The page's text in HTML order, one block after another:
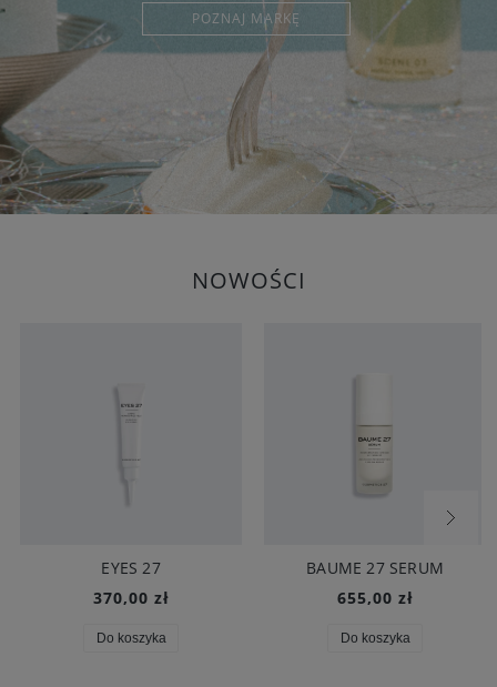
POZNAJ MARKĘ
NOWOŚCI
EYES 27
370,00 zł
Do koszyka
BAUME 27 SERUM
655,00 zł
Do koszyka